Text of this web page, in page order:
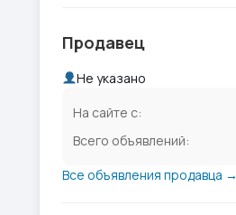
Продавец
Не указано
На сайте с:
Всего объявлений:
Все объявления продавца →